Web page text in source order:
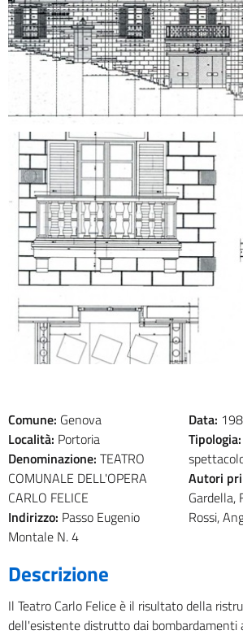
Comune: Genova
Località: Portoria
Denominazione: TEATRO
COMUNALE DELL'OPERA
CARLO FELICE
Indirizzo: Passo Eugenio
Montale N. 4
Data:
Tipologia:
Autori
Gardella,
Rossi,
Descrizione
Il Teatro Carlo Felice è il risultato della
dell'esistente distrutto dai bombardamenti